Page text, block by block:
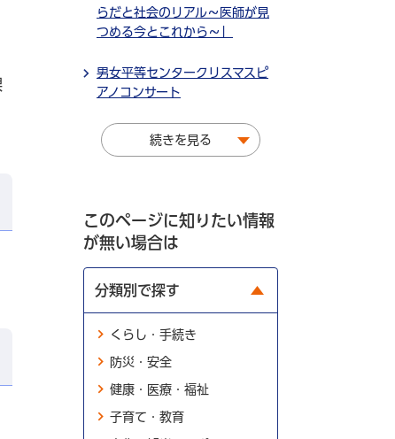
らだと社会のリアル～医師が見
つめる今とこれから～」
男女平等センタークリスマスピ
アノコンサート
続きを見る
このページに知りたい情報
が無い場合は
分類別で探す
くらし・手続き
防災・安全
健康・医療・福祉
子育て・教育